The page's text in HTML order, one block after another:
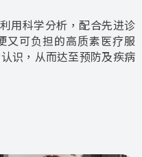
用科学分析，配合先进诊
又可负担的高质素医疗服
识，从而达至预防及疾病